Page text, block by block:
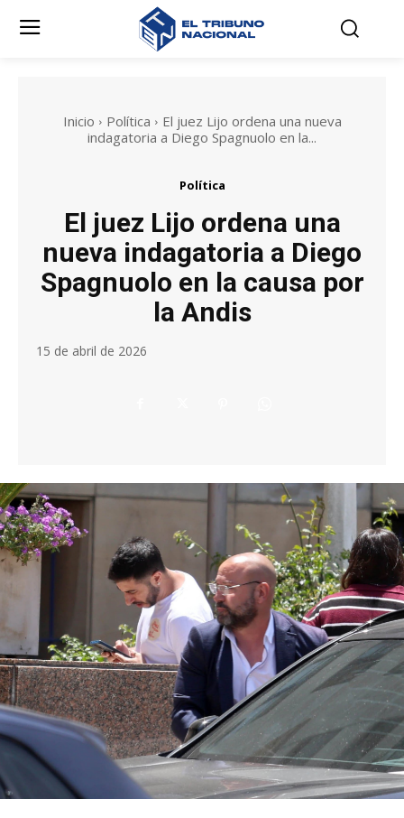
Inicio Política
El juez Lijo ordena una nueva
indagatoria a Diego Spagnuolo en la...
Política
El juez Lijo ordena una
nueva indagatoria a Diego
Spagnuolo en la causa por
la Andis
15 de abril de 2026